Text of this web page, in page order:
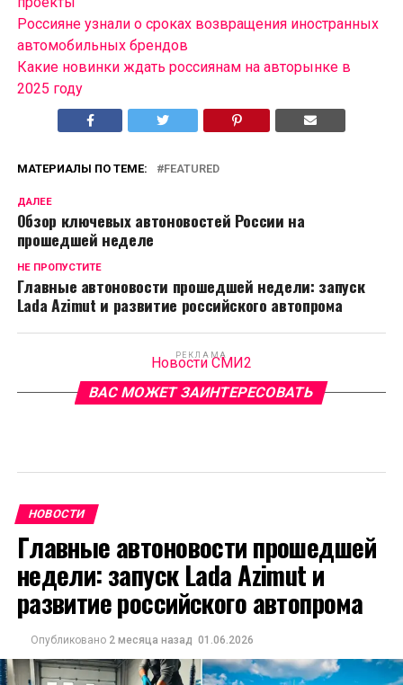
Россияне узнали о сроках возвращения иностранных
автомобильных брендов
Какие новинки ждать россиянам на авторынке в
2025 году
МАТЕРИАЛЫ ПО ТЕМЕ: FEATURED
ДАЛЕЕ
Обзор ключевых автоновостей России на
прошедшей неделе
НЕ ПРОПУСТИТЕ
Главные автоновости прошедшей недели: запуск
Lada Azimut и развитие российского автопрома
РЕКЛАМА
Новости СМИ2
ВАС МОЖЕТ ЗАИНТЕРЕСОВАТЬ
НОВОСТИ
Главные автоновости прошедшей
недели: запуск Lada Azimut и
развитие российского автопрома
Опубликовано 2 месяца назад 01.06.2026